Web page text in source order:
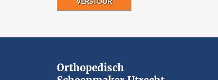
Orthopedisch